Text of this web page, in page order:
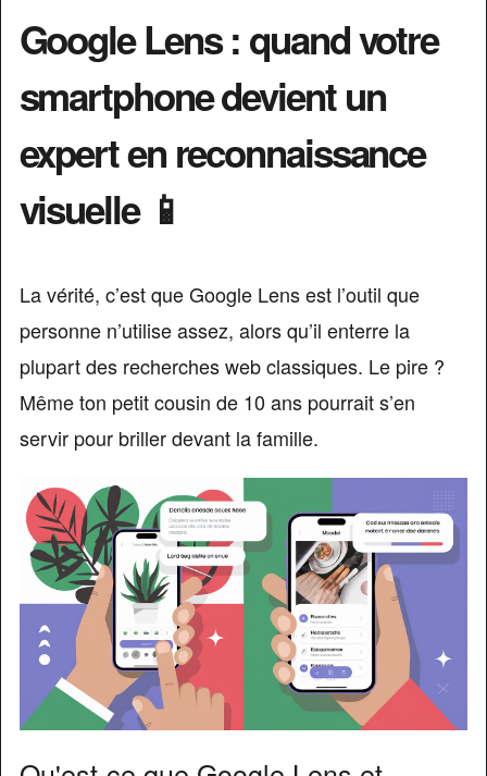
Google Lens : quand votre
smartphone devient un
expert en reconnaissance
visuelle 📱
La vérité, c’est que Google Lens est l’outil que
personne n’utilise assez, alors qu’il enterre la
plupart des recherches web classiques. Le pire ?
Même ton petit cousin de 10 ans pourrait s’en
servir pour briller devant la famille.